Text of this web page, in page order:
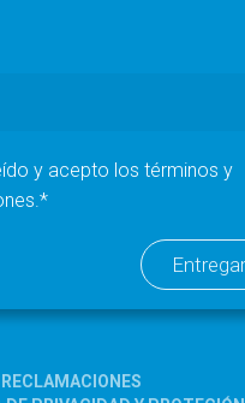
y acepto los términos y